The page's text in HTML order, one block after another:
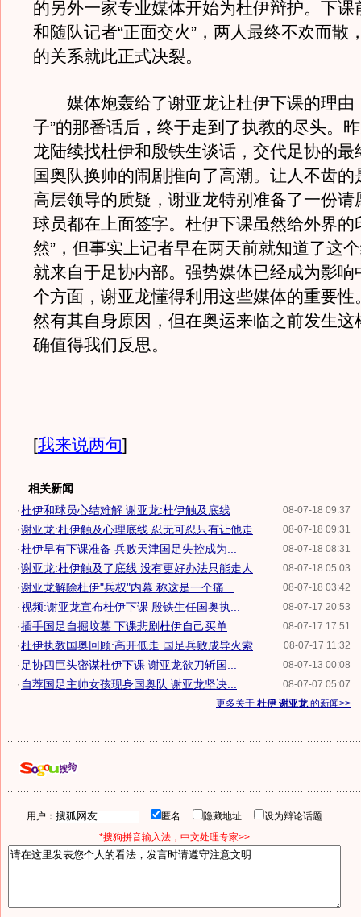
的另外一家专业媒体开始为杜伊辩护。下课
和随队记者“正面交火”，两人最终不欢而散
的关系就此正式决裂。
媒体炮轰给了谢亚龙让杜伊下课的理由
子”的那番话后，终于走到了执教的尽头。
龙陆续找杜伊和殷铁生谈话，交代足协的最
国奥队换帅的闹剧推向了高潮。让人不齿的
高层领导的质疑，谢亚龙特别准备了一份请
球员都在上面签字。杜伊下课虽然给外界的
然”，但事实上记者早在两天前就知道了这
就来自于足协内部。强势媒体已经成为影响
个方面，谢亚龙懂得利用这些媒体的重要性
然有其自身原因，但在奥运来临之前发生这
确值得我们反思。
[我来说两句]
相关新闻
08-07-18 09:37
·杜伊和球员心结难解 谢亚龙:杜伊触及底线
08-07-18 09:31
·谢亚龙:杜伊触及心理底线 忍无可忍只有让他走
08-07-18 08:31
·杜伊早有下课准备 兵败天津国足失控成为...
08-07-18 05:03
·谢亚龙:杜伊触及了底线 没有更好办法只能走人
08-07-18 03:42
·谢亚龙解除杜伊"兵权"内幕 称这是一个痛...
08-07-17 20:53
·视频:谢亚龙宣布杜伊下课 殷铁生任国奥执...
08-07-17 17:51
·插手国足自掘坟墓 下课悲剧杜伊自己买单
08-07-17 11:32
·杜伊执教国奥回顾:高开低走 国足兵败成导火索
08-07-13 00:08
· 足协四巨头密谋杜伊下课 谢亚龙欲刀斩国...
08-07-07 05:07
· 自荐国足主帅女孩现身国奥队 谢亚龙坚决...
更多关于 杜伊 谢亚龙的新闻>>
用户： 匿名 隐藏地址
设为辩论话题
*搜狗拼音输入法，中文处理专家>>